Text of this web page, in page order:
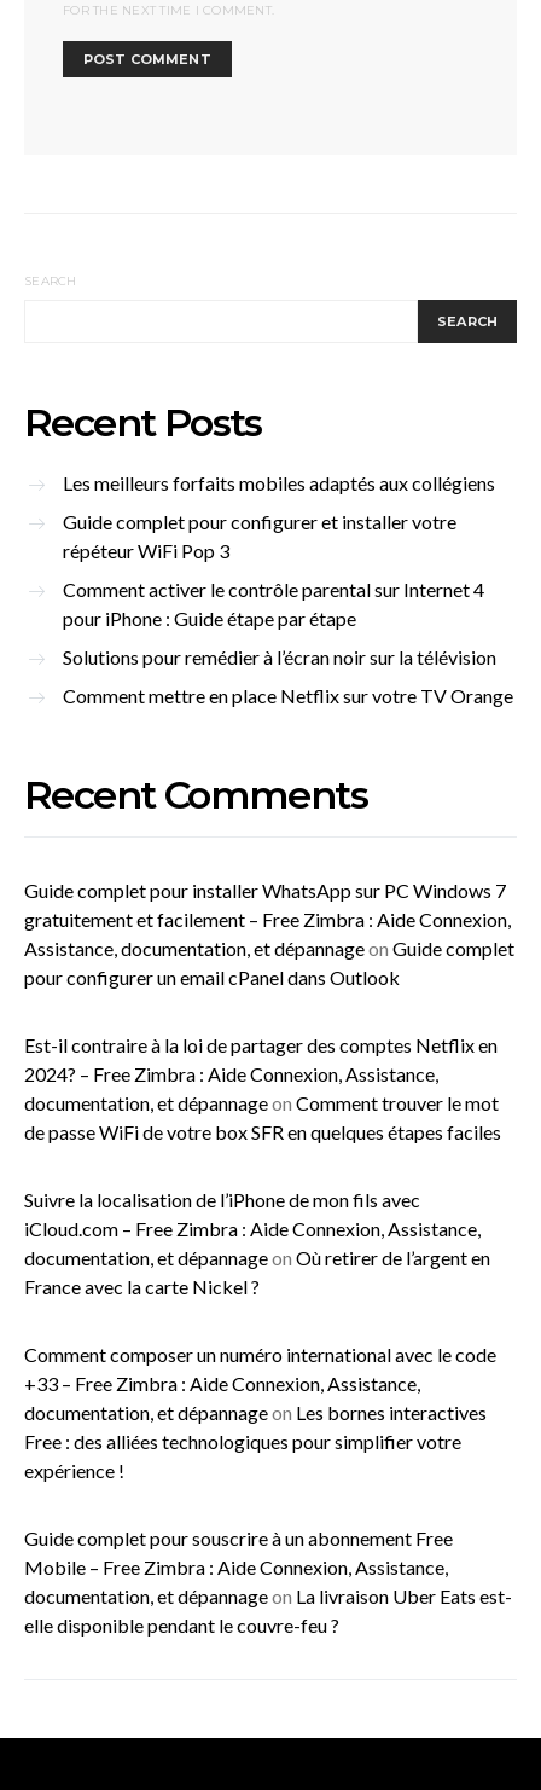
FOR THE NEXT TIME I COMMENT.
SEARCH
SEARCH
Recent Posts
Les meilleurs forfaits mobiles adaptés aux collégiens
Guide complet pour configurer et installer votre
répéteur WiFi Pop 3
Comment activer le contrôle parental sur Internet 4
pour iPhone : Guide étape par étape
Solutions pour remédier à l’écran noir sur la télévision
Comment mettre en place Netflix sur votre TV Orange
Recent Comments
Guide complet pour installer WhatsApp sur PC Windows 7
gratuitement et facilement – Free Zimbra : Aide Connexion,
Assistance, documentation, et dépannageon Guide complet
pour configurer un email cPanel dans Outlook
Est-il contraire à la loi de partager des comptes Netflix en
2024? – Free Zimbra : Aide Connexion, Assistance,
documentation, et dépannageon Comment trouver le mot
de passe WiFi de votre box SFR en quelques étapes faciles
Suivre la localisation de l’iPhone de mon fils avec
iCloud.com – Free Zimbra : Aide Connexion, Assistance,
documentation, et dépannageon Où retirer de l’argent en
France avec la carte Nickel ?
Comment composer un numéro international avec le code
+33 – Free Zimbra : Aide Connexion, Assistance,
documentation, et dépannageon Les bornes interactives
Free : des alliées technologiques pour simplifier votre
expérience !
Guide complet pour souscrire à un abonnement Free
Mobile – Free Zimbra : Aide Connexion, Assistance,
documentation, et dépannageon La livraison Uber Eats est-
elle disponible pendant le couvre-feu ?